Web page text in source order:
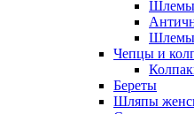
Шлемы
Шлемы
Чепцы и
Береты
Шляпы